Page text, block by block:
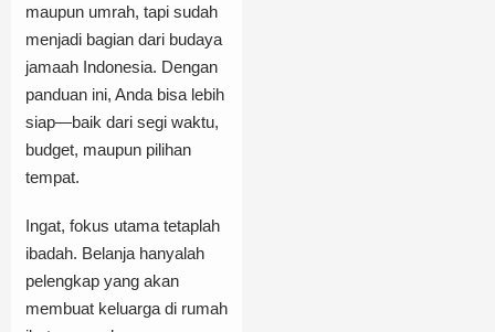
maupun umrah, tapi sudah
menjadi bagian dari budaya
jamaah Indonesia. Dengan
panduan ini, Anda bisa lebih
siap—baik dari segi waktu,
budget, maupun pilihan
tempat.
Ingat, fokus utama tetaplah
ibadah. Belanja hanyalah
pelengkap yang akan
membuat keluarga di rumah